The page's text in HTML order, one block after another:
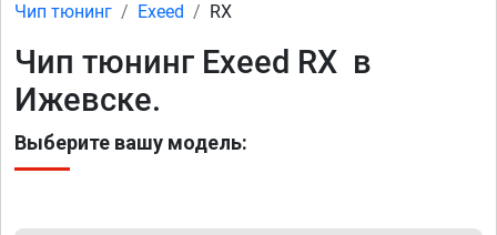
Чип тюнинг Exeed RX
Чип тюнинг Exeed RX в
Ижевске.
Выберите вашу модель: